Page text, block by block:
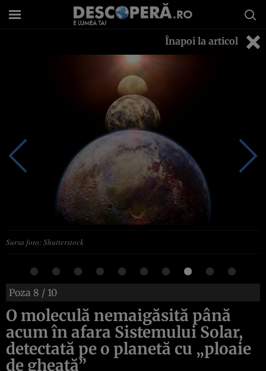
Înapoi la articol
Sursa foto: Shutterstock
Poza 8 / 10
O moleculă nemaigăsită până
acum în afara Sistemului Solar,
detectată pe o planetă cu „ploaie
de gheață”